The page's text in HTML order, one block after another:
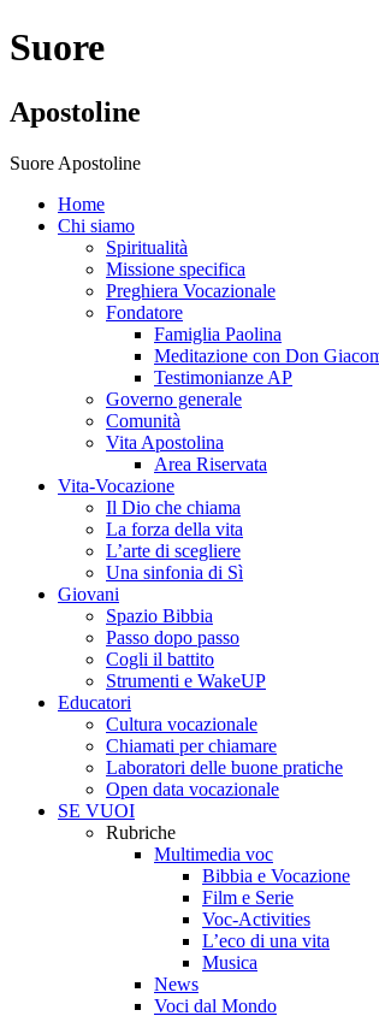
Suore
Apostoline
Suore Apostoline
Home
Chi siamo
Spiritualità
Missione specifica
Preghiera Vocazionale
Fondatore
Famiglia Paolina
Meditazione con Don
Testimonianze AP
Governo generale
Comunità
Vita Apostolina
Area Riservata
Vita-Vocazione
Il Dio che chiama
La forza della vita
L’arte di scegliere
Una sinfonia di Sì
Giovani
Spazio Bibbia
Passo dopo passo
Cogli il battito
Strumenti e WakeUP
Educatori
Cultura vocazionale
Chiamati per chiamare
Laboratori delle buone pratiche
Open data vocazionale
SE VUOI
Rubriche
Multimedia voc
Bibbia e Vocazione
Film e Serie
Voc-Activities
L’eco di una vita
Musica
News
Voci dal Mondo